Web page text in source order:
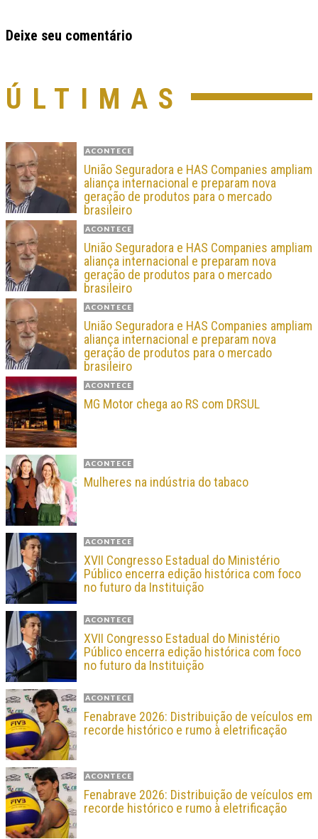
Deixe seu comentário
ÚLTIMAS
ACONTECE
União Seguradora e HAS Companies ampliam
aliança internacional e preparam nova
geração de produtos para o mercado
brasileiro
ACONTECE
União Seguradora e HAS Companies ampliam
aliança internacional e preparam nova
geração de produtos para o mercado
brasileiro
ACONTECE
União Seguradora e HAS Companies ampliam
aliança internacional e preparam nova
geração de produtos para o mercado
brasileiro
ACONTECE
MG Motor chega ao RS com DRSUL
ACONTECE
Mulheres na indústria do tabaco
ACONTECE
XVII Congresso Estadual do Ministério
Público encerra edição histórica com foco
no futuro da Instituição
ACONTECE
XVII Congresso Estadual do Ministério
Público encerra edição histórica com foco
no futuro da Instituição
ACONTECE
Fenabrave 2026: Distribuição de veículos em
recorde histórico e rumo à eletrificação
ACONTECE
Fenabrave 2026: Distribuição de veículos em
recorde histórico e rumo à eletrificação